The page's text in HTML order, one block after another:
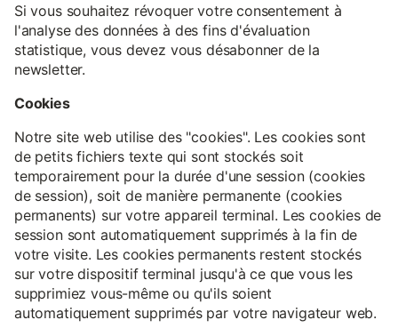
Si vous souhaitez révoquer votre consentement à
l'analyse des données à des fins d'évaluation
statistique, vous devez vous désabonner de la
newsletter.
Cookies
Notre site web utilise des "cookies". Les cookies sont
de petits fichiers texte qui sont stockés soit
temporairement pour la durée d'une session (cookies
de session), soit de manière permanente (cookies
permanents) sur votre appareil terminal. Les cookies de
session sont automatiquement supprimés à la fin de
votre visite. Les cookies permanents restent stockés
sur votre dispositif terminal jusqu'à ce que vous les
supprimiez vous-même ou qu'ils soient
automatiquement supprimés par votre navigateur web.